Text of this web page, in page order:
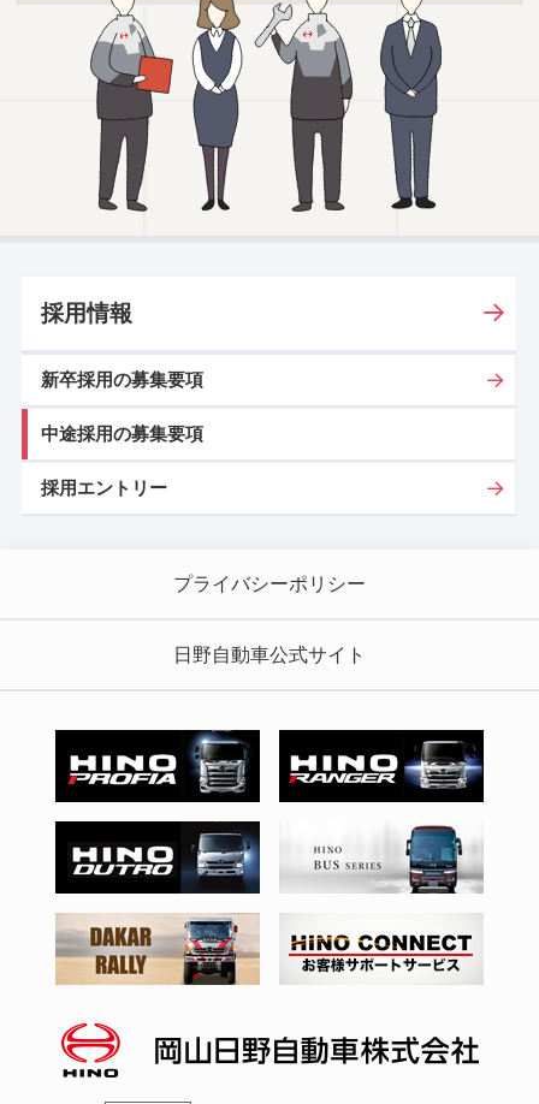
採用情報
新卒採用の募集要項
中途採用の募集要項
採用エントリー
プライバシーポリシー
日野自動車公式サイト